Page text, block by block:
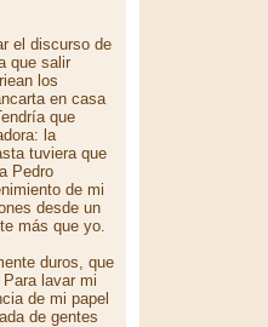
el discurso de
que salir
los
en casa
que
la
tuviera que
Pedro
de mi
desde un
más que yo.
duros, que
lavar mi
de mi papel
de gentes